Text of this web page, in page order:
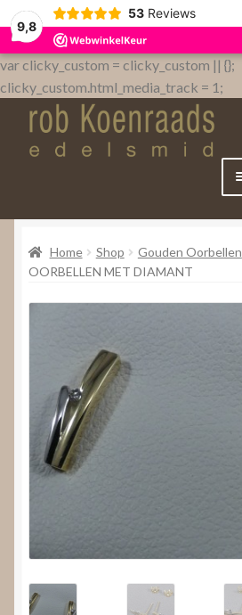
9,8
53 Reviews
var clicky_custom = clicky_custom || {};
clicky_custom.html_media_track = 1;
Home
WebShop
Nieuws
Video’s
Home Shop Gouden Oorbellen
OORBELLEN MET DIAMANT